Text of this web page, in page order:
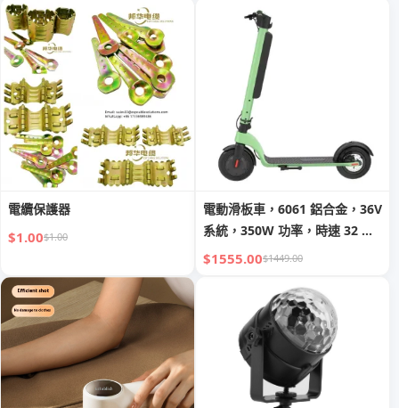
電纜保護器
$1.00$1.00
電動滑板車，6061 鋁合金，36V
系統，350W 功率，時速 32 公
里/小時，IPX4 防水，安全耐用
$1555.00$1449.00